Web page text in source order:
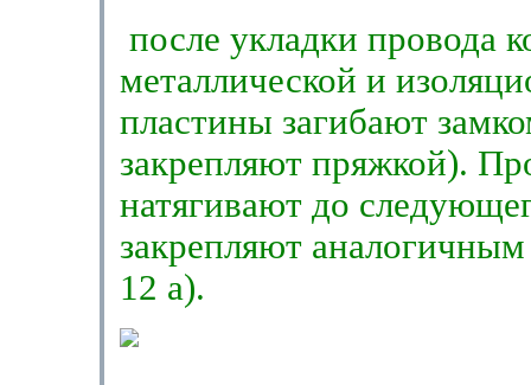
после укладки провода
металлической и
пластины загибают
закрепляют пряжкой).
натягивают до
закрепляют
12 а).